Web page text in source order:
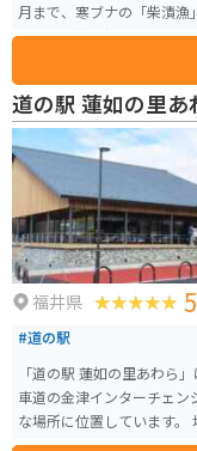
月まで、寒ブナの「柴漬漁
カヌー競技の好適地として
地からカヌーヤーが集まり
道の駅 蓮如の里あ
福井県 5
#道の駅
「道の駅 蓮如の里あわら
車道の金津インターチェ
な場所に位置しています。 地元の新鮮な野菜や果物を販売する農産物直売所
や、あわら市の特産品であ